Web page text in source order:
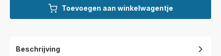
Toevoegen aan winkelwagentje
Beschrijving